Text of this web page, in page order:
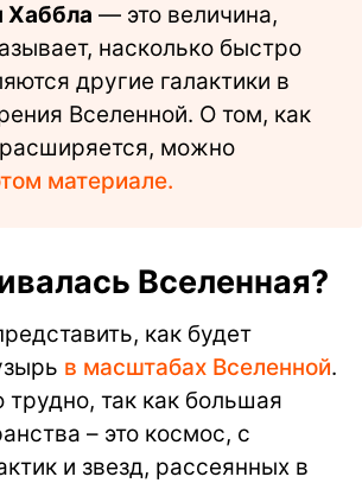
Хаббла — это величина,
насколько быстро
другие галактики в
Вселенной. О том, как
можно
материале.
Вселенная?
как будет
в масштабах Вселенной.
трудно, так как большая
– это космос, с
и звезд, рассеянных в